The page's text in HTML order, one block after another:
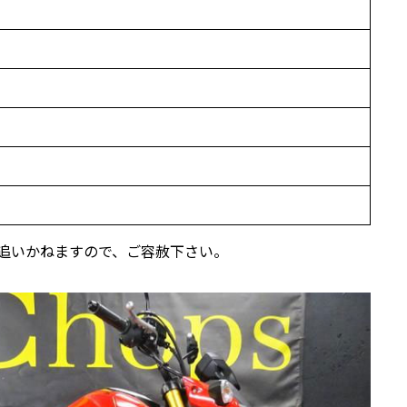
かねますので、ご容赦下さい。